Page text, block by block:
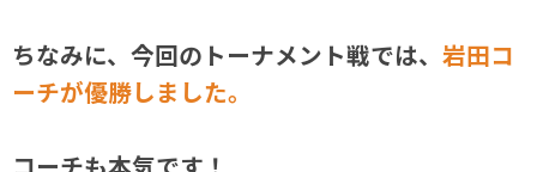
ちなみに、今回のトーナメント戦では、岩田コ
ーチが優勝しました。